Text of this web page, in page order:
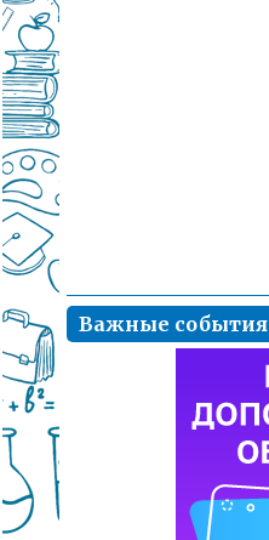
Важные события